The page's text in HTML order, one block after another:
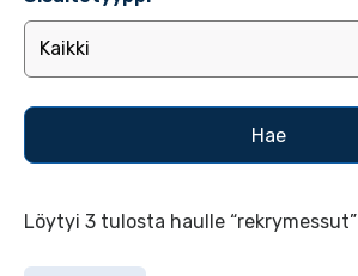
Löytyi 3 tulosta haulle “rekrymessut”